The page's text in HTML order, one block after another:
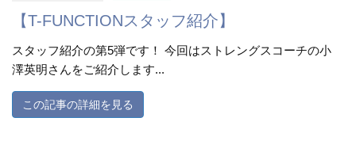
【T-FUNCTIONスタッフ紹介】
スタッフ紹介の第5弾です！ 今回はストレングスコーチの小
澤英明さんをご紹介します...
この記事の詳細を見る